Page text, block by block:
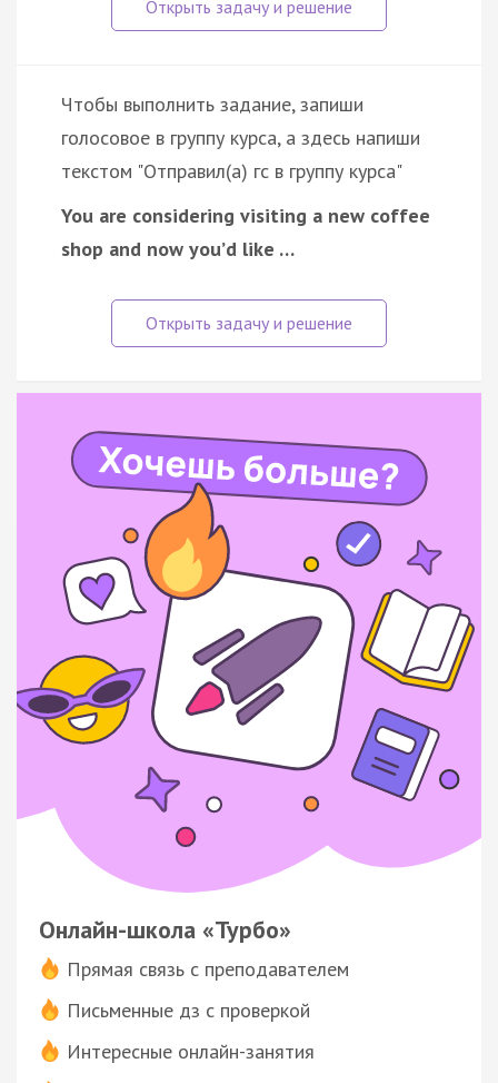
Чтобы выполнить задание, запиши
голосовое в группу курса, а здесь напиши
текстом "Отправил(а) гс в группу курса"
You are considering visiting a new coffee
shop and now you’d like …
Онлайн-школа «Турбо»
Прямая связь с преподавателем
Письменные дз с проверкой
Интересные онлайн-занятия